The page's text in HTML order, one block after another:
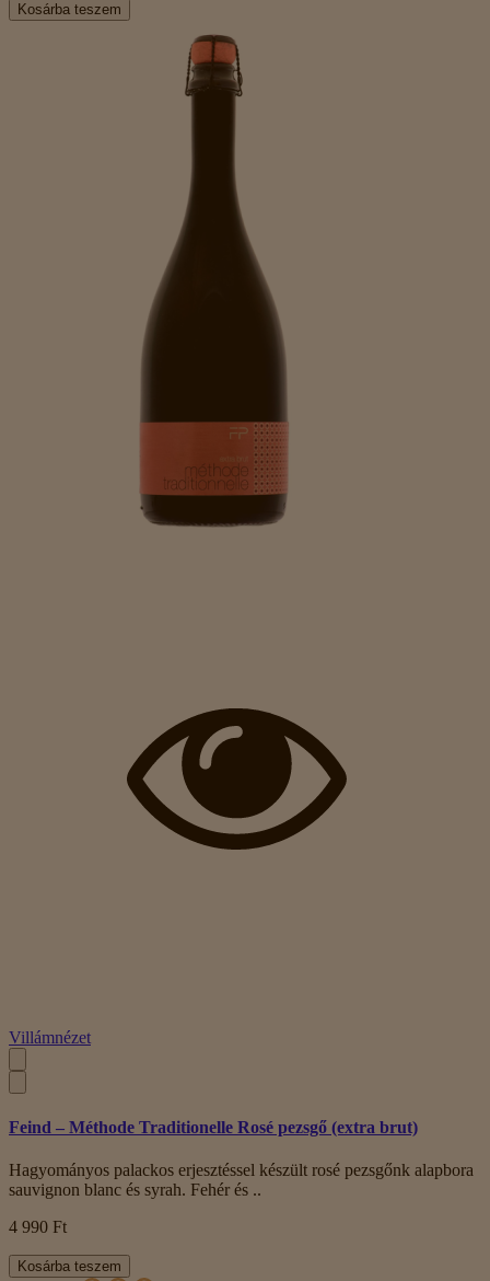
Kosárba teszem
Villámnézet
Feind – Méthode Traditionelle Rosé pezsgő (extra brut)
Hagyományos palackos erjesztéssel készült rosé pezsgőnk alapbora
sauvignon blanc és syrah. Fehér és ..
4 990 Ft
Kosárba teszem